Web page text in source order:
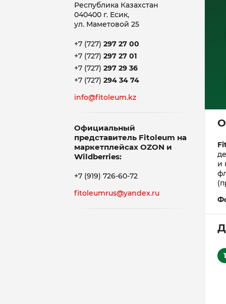
и
Республика Казахстан
040400 г. Есик,
ул. Маметовой 25
+7 (727) 297 27 00
+7 (727) 297 27 01
+7 (727) 297 29 36
+7 (727) 294 34 74
info@fitoleum.kz
Официальный
представитель Fitoleum на
маркетплейсах OZON и
Wildberries:
+7 (919) 726-60-72
fitoleumrus@yandex.ru